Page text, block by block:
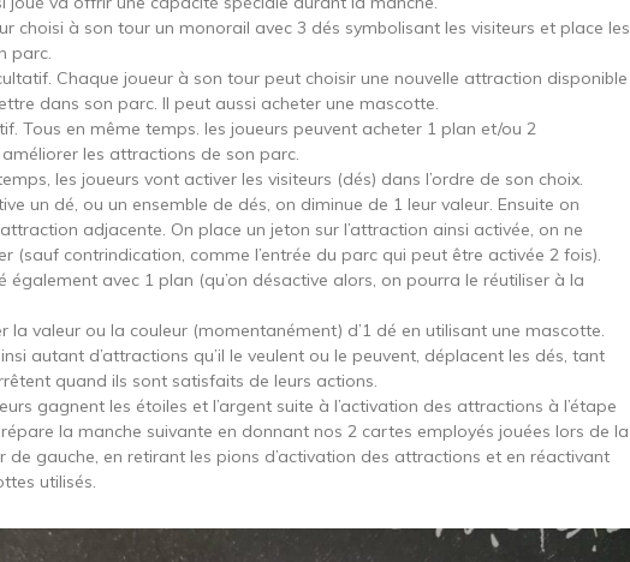
choisi à son tour un monorail avec 3 dés symbolisant les visiteurs et place les
parc.
Chaque joueur à son tour peut choisir une nouvelle attraction disponible
dans son parc. Il peut aussi acheter une mascotte.
Tous en même temps. les joueurs peuvent acheter 1 plan et/ou 2
les attractions de son parc.
les joueurs vont activer les visiteurs (dés) dans l’ordre de son choix.
un dé, ou un ensemble de dés, on diminue de 1 leur valeur. Ensuite on
adjacente. On place un jeton sur l’attraction ainsi activée, on ne
(sauf contrindication, comme l’entrée du parc qui peut être activée 2 fois).
également avec 1 plan (qu’on désactive alors, on pourra le réutiliser à la
la valeur ou la couleur (momentanément) d’1 dé en utilisant une mascotte.
autant d’attractions qu’il le veulent ou le peuvent, déplacent les dés, tant
quand ils sont satisfaits de leurs actions.
gagnent les étoiles et l’argent suite à l’activation des attractions à l’étape
la manche suivante en donnant nos 2 cartes employés jouées lors de la
de gauche, en retirant les pions d’activation des attractions et en réactivant
utilisés.